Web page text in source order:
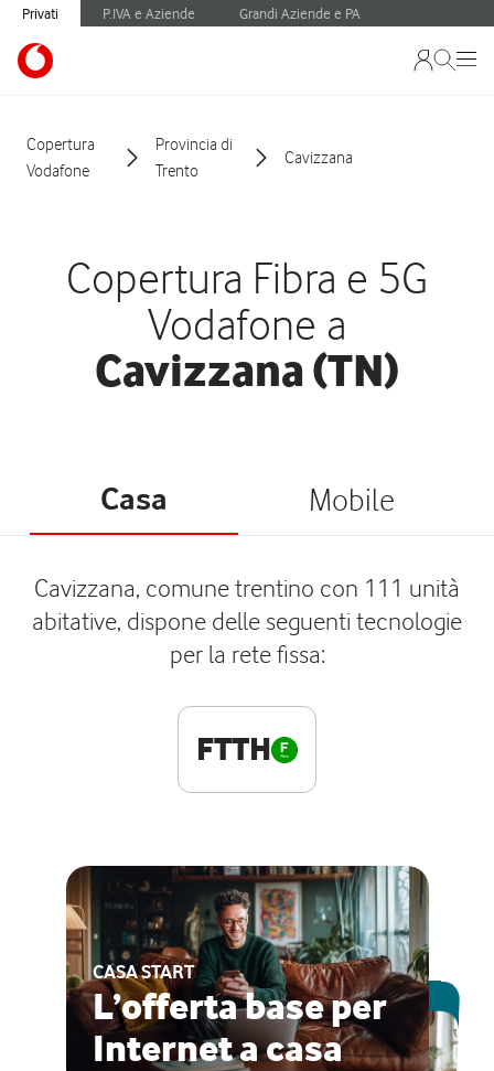
Privati P.IVA e Aziende Grandi Aziende e PA
Copertura
Vodafone
Provincia di
Trento
Cavizzana
Copertura Fibra e 5G
Vodafone a
Cavizzana (TN)
Casa Mobile
Cavizzana, comune trentino con 111 unità
abitative, dispone delle seguenti tecnologie
per la rete fissa:
FTTH
CASA START
L’offerta base per
Internet a casa
ESCLUSIVA ONLINE